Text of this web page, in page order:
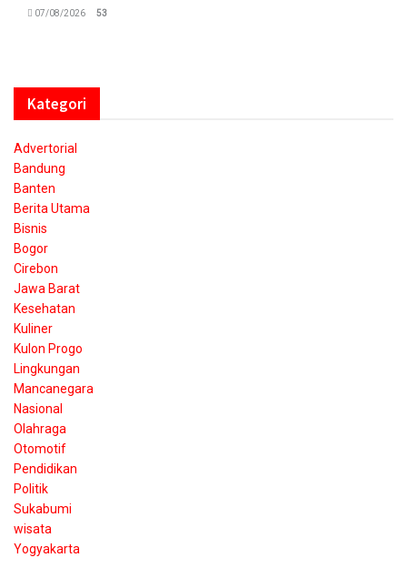
07/08/2026 53
Kategori
Advertorial
Bandung
Banten
Berita Utama
Bisnis
Bogor
Cirebon
Jawa Barat
Kesehatan
Kuliner
Kulon Progo
Lingkungan
Mancanegara
Nasional
Olahraga
Otomotif
Pendidikan
Politik
Sukabumi
wisata
Yogyakarta